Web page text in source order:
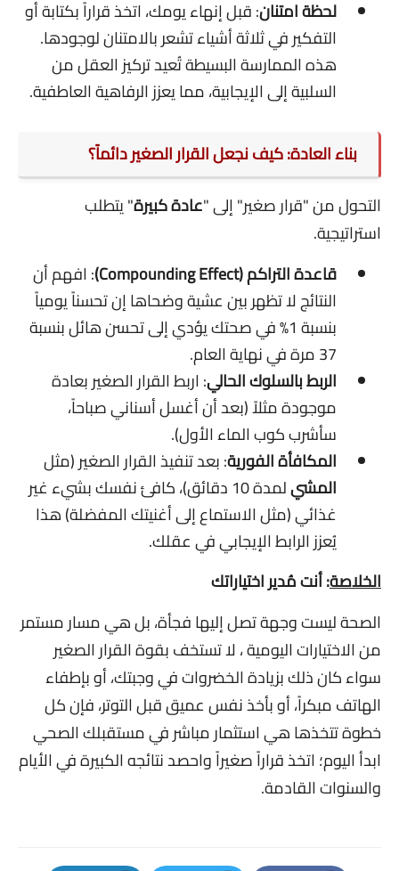
لحظة امتنان: قبل إنهاء يومك، اتخذ قراراً بكتابة أو
التفكير في ثلاثة أشياء تشعر بالامتنان لوجودها.
هذه الممارسة البسيطة تُعيد تركيز العقل من
السلبية إلى الإيجابية، مما يعزز الرفاهية العاطفية.
بناء العادة: كيف نجعل القرار الصغير دائماً؟
التحول من "قرار صغير" إلى "عادة كبيرة" يتطلب
استراتيجية.
قاعدة التراكم (Compounding Effect)
: افهم أن
النتائج لا تظهر بين عشية وضحاها إن تحسناً يومياً
بنسبة 1% في صحتك يؤدي إلى تحسن هائل بنسبة
37 مرة في نهاية العام.
الربط بالسلوك الحالي: اربط القرار الصغير بعادة
موجودة مثلاً (بعد أن أغسل أسناني صباحاً،
سأشرب كوب الماء الأول).
المكافأة الفورية: بعد تنفيذ القرار الصغير (مثل
المشي
لمدة 10 دقائق)، كافئ نفسك بشيء غير
غذائي (مثل الاستماع إلى أغنيتك المفضلة) هذا
يُعزز الرابط الإيجابي في عقلك.
الخلاصة: أنت مُدير اختياراتك
الصحة ليست وجهة تصل إليها فجأة، بل هي مسار مستمر
من الاختيارات اليومية ، لا تستخف بقوة القرار الصغير
سواء كان ذلك بزيادة الخضروات في وجبتك، أو بإطفاء
الهاتف مبكراً، أو بأخذ نفس عميق قبل التوتر، فإن كل
خطوة تتخذها هي استثمار مباشر في مستقبلك الصحي
ابدأ اليوم؛ اتخذ قراراً صغيراً واحصد نتائجه الكبيرة في الأيام
والسنوات القادمة.